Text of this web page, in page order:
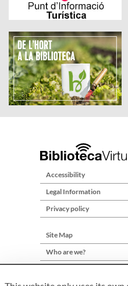
Accessibility
Legal Information
Privacy policy
Site Map
Who are we?